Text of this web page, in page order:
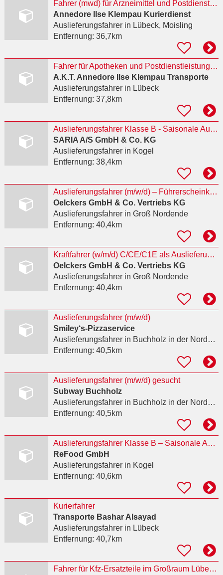
Fahrer (mwd) für Arzneimittel und Postdienstleistungen gesucht
Annedore Ilse Klempau Kurierdienst
Auslieferungsfahrerin Lübeck, Moisling
Entfernung: 36,7km
Fahrer für Apotheken und Postdienstleistungen
A.K.T. Annedore Ilse Klempau Transporte
Auslieferungsfahrerin Lübeck
Entfernung: 37,8km
Auslieferungsfahrer Klasse B - Saisonale Aushilfe (m/w/d) Kogel
SARIA A/S GmbH & Co. KG
Auslieferungsfahrerin Kogel
Entfernung: 38,4km
Auslieferungsfahrer (m/w/d) – Führerscheinklasse B (Sprinter) (m/w/d)
Oelckers GmbH & Co. Vertriebs KG
Auslieferungsfahrerin Groß Nordende
Entfernung: 40,4km
Kraftfahrer (w/m/d) C/CE/C1E als Auslieferungsfahrer im Nahverkehr
Oelckers GmbH & Co. Vertriebs KG
Auslieferungsfahrerin Groß Nordende
Entfernung: 40,4km
Auslieferungsfahrer (m/w/d)
Smiley‘s-Pizzaservice
Auslieferungsfahrerin Buchholz in der Nordheide
Entfernung: 40,5km
Auslieferungsfahrer (m/w/d) gesucht
Subway Buchholz
Auslieferungsfahrerin Buchholz in der Nordheide
Entfernung: 40,5km
Auslieferungsfahrer Klasse B – Saisonale Aushilfe (m/w/d)
ReFood GmbH
Auslieferungsfahrerin Kogel
Entfernung: 40,6km
Kurierfahrer
Transporte Bashar Alsayad
Auslieferungsfahrerin Lübeck
Entfernung: 40,7km
Fahrer für Kfz-Ersatzteile im Großraum Lübeck.